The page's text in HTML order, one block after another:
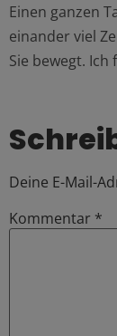
Einen ganzen
einander viel
Sie bewegt.
Deine E-Mail-
Kommentar *